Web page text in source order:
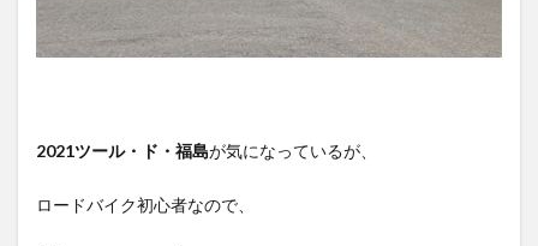
2021ツール・ド・福島が気になっているが、
ロードバイク初心者なので、